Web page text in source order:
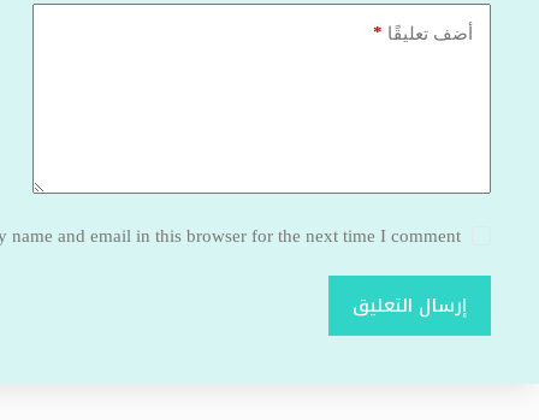
أضف تعليقًا *
name and email in this browser for the next time I comment.
إرسال التعليق